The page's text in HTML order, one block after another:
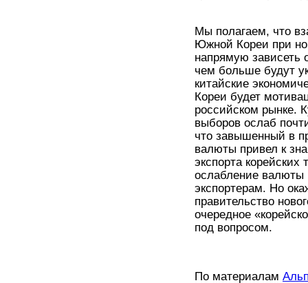
Мы полагаем, что
Южной Кореи при
напрямую зависеть
чем больше будут
китайские
Кореи будет
российском рынке.
выборов ослаб
что завышенный в
валюты привел к
экспорта корейских
ослабление валюты
экспортерам. Но
правительство
очередное
под вопросом.
По материалам